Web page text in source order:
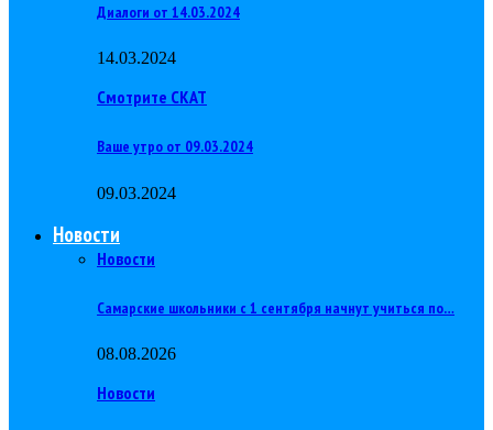
Диалоги от 14.03.2024
14.03.2024
Смотрите СКАТ
Ваше утро от 09.03.2024
09.03.2024
Новости
Новости
Самарские школьники с 1 сентября начнут учиться по…
08.08.2026
Новости